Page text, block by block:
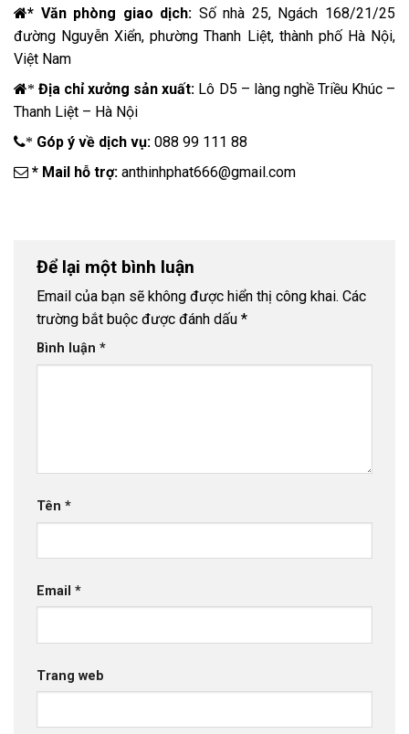
* Văn phòng giao dịch: Số nhà 25, Ngách 168/21/25
đường Nguyễn Xiển, phường Thanh Liệt, thành phố Hà Nội,
Việt Nam
* Địa chỉ xưởng sản xuất: Lô D5 – làng nghề Triều Khúc –
Thanh Liệt – Hà Nội
* Góp ý về dịch vụ: 088 99 111 88
* Mail hỗ trợ: anthinhphat666@gmail.com
Để lại một bình luận
Email của bạn sẽ không được hiển thị công khai. Các
trường bắt buộc được đánh dấu *
Bình luận *
Tên *
Email *
Trang web